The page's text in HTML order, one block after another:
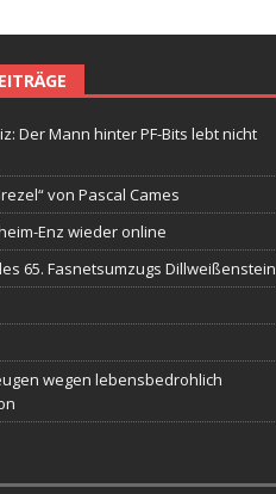
Der Mann hinter PF-Bits lebt nicht
von Pascal Cames
Enz wieder online
65. Fasnetsumzugs Dillweißenstein
wegen lebensbedrohlich